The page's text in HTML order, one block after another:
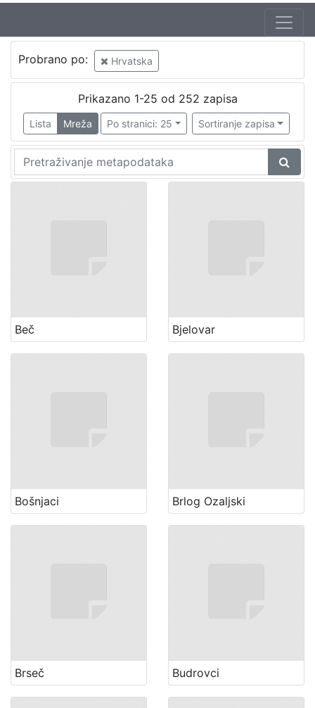
Probrano po: Hrvatska
Prikazano 1-25 od 252 zapisa
Lista Mreža Po stranici: 25 Sortiranje zapisa
Beč Bjelovar
Bošnjaci Brlog Ozaljski
Brseč Budrovci